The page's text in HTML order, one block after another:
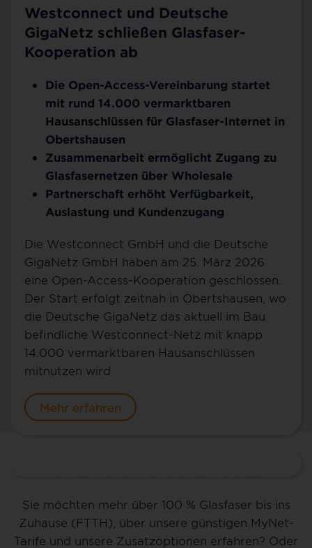
Westconnect und Deutsche
GigaNetz schließen Glasfaser-
Kooperation ab
Die Open-Access-Vereinbarung startet
mit rund 14.000 vermarktbaren
Hausanschlüssen für Glasfaser-Internet in
Obertshausen
Zusammenarbeit ermöglicht Zugang zu
Glasfasernetzen über Wholesale
Partnerschaft erhöht Verfügbarkeit,
Auslastung und Kundenzugang
Die Westconnect GmbH und die Deutsche
GigaNetz GmbH haben am 25. März 2026
eine Open-Access-Kooperation geschlossen.
Der Start erfolgt zeitnah in Obertshausen, wo
die Deutsche GigaNetz das aktuell im Bau
befindliche Westconnect-Netz mit knapp
14.000 vermarktbaren Hausanschlüssen
mitnutzen wird
Mehr erfahren
Sie möchten mehr über 100 % Glasfaser bis ins
Zuhause (FTTH), über unsere günstigen MyNet-
Tarife und unsere Zusatzoptionen erfahren? Oder